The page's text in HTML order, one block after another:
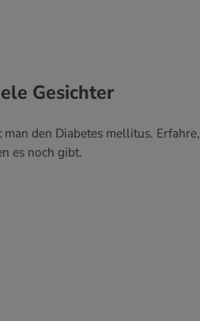
Gesichter
den Diabetes mellitus. Erfahre,
es noch gibt.